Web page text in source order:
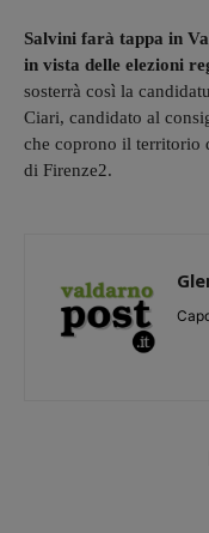
Salvini farà tappa in
in vista delle elezioni
sosterrà così la
Ciari, candidato al
che coprono il territorio
di Firenze2.